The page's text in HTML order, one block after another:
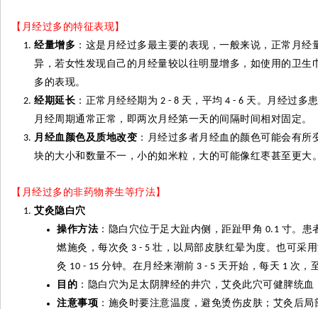
【月经过多的特征表现】
经量增多 ：这是月经过多最主要的表现，一般来说，正常月经
异，若女性发现自己的月经量较以往明显增多，如使用的卫
多的表现。
经期延长 ：正常月经经期为 2 - 8 天，平均 4 - 6 天。月经过多
月经周期通常正常，即两次月经第一天的间隔时间相对固定。
月经血颜色及质地改变 ：月经过多者月经血的颜色可能会有
块的大小和数量不一，小的如米粒，大的可能像红枣甚至更大
【月经过多的非药物养生等疗法】
艾灸 隐白穴
操作方法 ：隐白穴位于足大趾内侧，距趾甲角 0.1 寸。患
燃施灸 ，每次灸 3 - 5 壮，以局部皮肤红晕为度。也可采
灸 10 - 15 分钟。在月经来潮前 3 - 5 天开始，每天 1 次，
目的 ：隐白穴为足太阴脾经的井穴，艾灸此穴可健脾统血
注意事项 ：施灸 时要注意温度，避免烫伤皮肤；艾灸 后局